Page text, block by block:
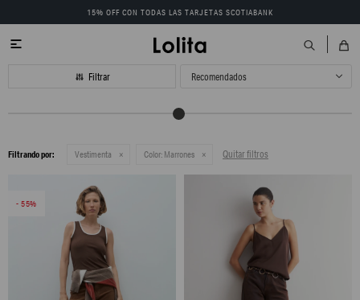
15% OFF CON TODAS LAS TARJETAS SCOTIABANK

Recomendados
Filtrando por: Vestimenta Color: Marrones Quitar filtros
55